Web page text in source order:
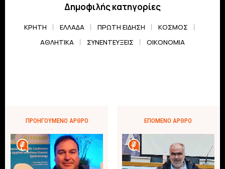
Δημοφιλής κατηγορίες
ΚΡΗΤΗ ΕΛΛΆΔΑ ΠΡΏΤΗ ΕΊΔΗΣΗ
ΚΌΣΜΟΣ
ΑΘΛΗΤΙΚΆ
ΣΥΝΕΝΤΕΎΞΕΙΣ ΟΙΚΟΝΟΜΊΑ
ΠΡΟΗΓΟΎΜΕΝΟ ΆΡΘΡΟ ΕΠΌΜΕΝΟ ΆΡΘΡΟ